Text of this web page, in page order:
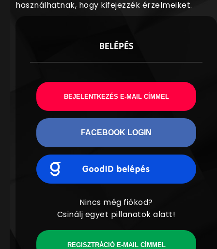
használhatnak, hogy kifejezzék érzelmeiket.
BELÉPÉS
BEJELENTKEZÉS E-MAIL CÍMMEL
FACEBOOK LOGIN
Nincs még fiókod?
Csinálj egyet pillanatok alatt!
REGISZTRÁCIÓ E-MAIL CÍMMEL